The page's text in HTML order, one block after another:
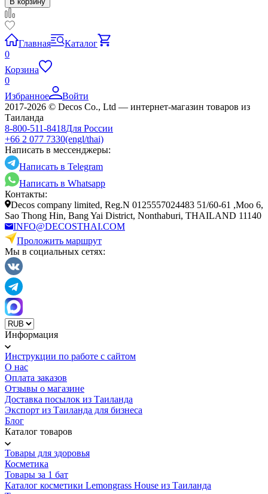
Главная
Каталог
0
Корзина
0
Избранное
Войти
2017-2026 © Decos Co., Ltd — интернет-магазин товаров из
Таиланда
8-800-511-8418Для России
+66 2 077 7330(engl/thai)
Написать в мессенджеры:
Написать в Telegram
Написать в Whatsapp
Контакты:
Decos company limited, Reg.N 0125557024483 51/60-61 ,Moo 6,
Sao Thong Hin, Bang Yai District, Nonthaburi, THAILAND 11140
INFO@DECOSTHAI.COM
Проложить маршрут
Мы в социальных сетях:
Информация
Инструкции по работе с сайтом
О нас
Оплата заказов
Отзывы о магазине
Доставка посылок из Таиланда
Экспорт из Таиланда для бизнеса
Блог
Каталог товаров
Товары для здоровья
Косметика
Товары за 1 бат
Каталог косметики Lemongrass House из Таиланда